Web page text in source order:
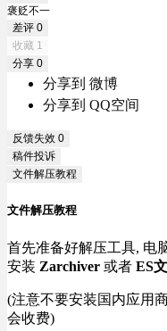
褒贬不一
差评 0
收藏 1
分享 0
分享到 微博
分享到 QQ空间
反馈失效 0
稿件投诉
文件解压教程
文件解压教程
首先准备好解压工具, 电
安装 Zarchiver 或者 ES
(注意不要安装国内应用
会收费)